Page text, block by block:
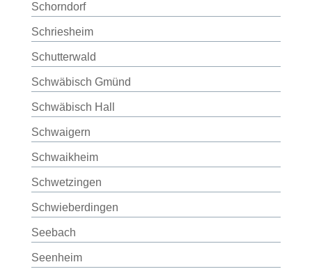
Schorndorf
Schriesheim
Schutterwald
Schwäbisch Gmünd
Schwäbisch Hall
Schwaigern
Schwaikheim
Schwetzingen
Schwieberdingen
Seebach
Seenheim